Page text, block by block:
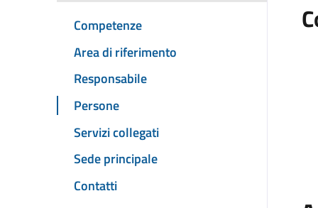
Competenze
Area di riferimento
Responsabile
Persone
Servizi collegati
Sede principale
Contatti